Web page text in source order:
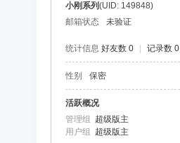
小刚系列(UID: 149848)
邮箱状态
未验证
统计信息 好友数 0 记录数 0
性别 保密
活跃概况
管理组 超级版主
用户组 超级版主